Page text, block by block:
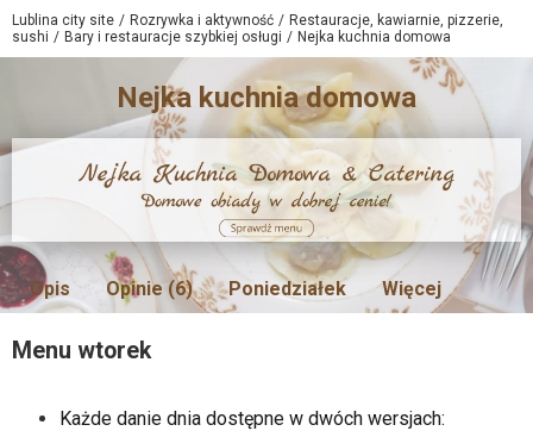
Lublina city site Rozrywka i aktywność
Restauracje, kawiarnie, pizzerie,
sushi
Bary i restauracje szybkiej osługi Nejka kuchnia domowa
Nejka kuchnia domowa
Opis Opinie (6) Poniedziałek Więcej
Menu wtorek
Każde danie dnia dostępne w dwóch wersjach: